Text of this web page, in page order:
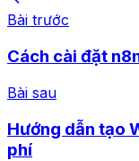
Bài trước
Cách cài đặt
Bài sau
Hướng dẫn tạo
phí